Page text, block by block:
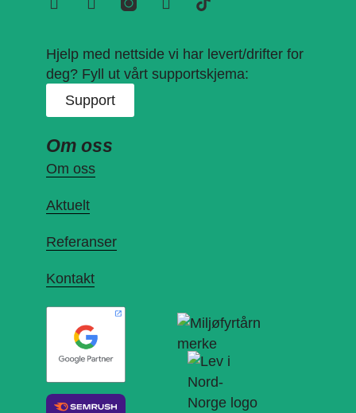
Hjelp med nettside vi har levert/drifter for
deg? Fyll ut vårt supportskjema:
Support
Om oss
Om oss
Aktuelt
Referanser
Kontakt